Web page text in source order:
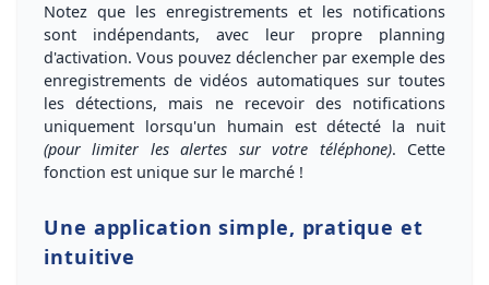
Notez que les enregistrements et les notifications
sont indépendants, avec leur propre planning
d'activation. Vous pouvez déclencher par exemple des
enregistrements de vidéos automatiques sur toutes
les détections, mais ne recevoir des notifications
uniquement lorsqu'un humain est détecté la nuit
(pour limiter les alertes sur votre téléphone). Cette
fonction est unique sur le marché !
Une application simple, pratique et
intuitive